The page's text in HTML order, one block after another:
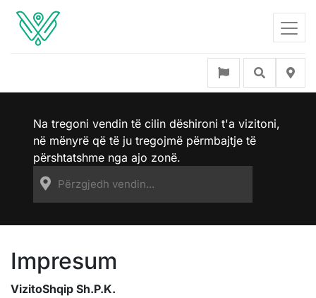
Na tregoni vendin të cilin dëshironi t'a vizitoni,
në mënyrë që të ju tregojmë përmbajtje të
përshtatshme nga ajo zonë.
Impresum
VizitoShqip Sh.P.K.